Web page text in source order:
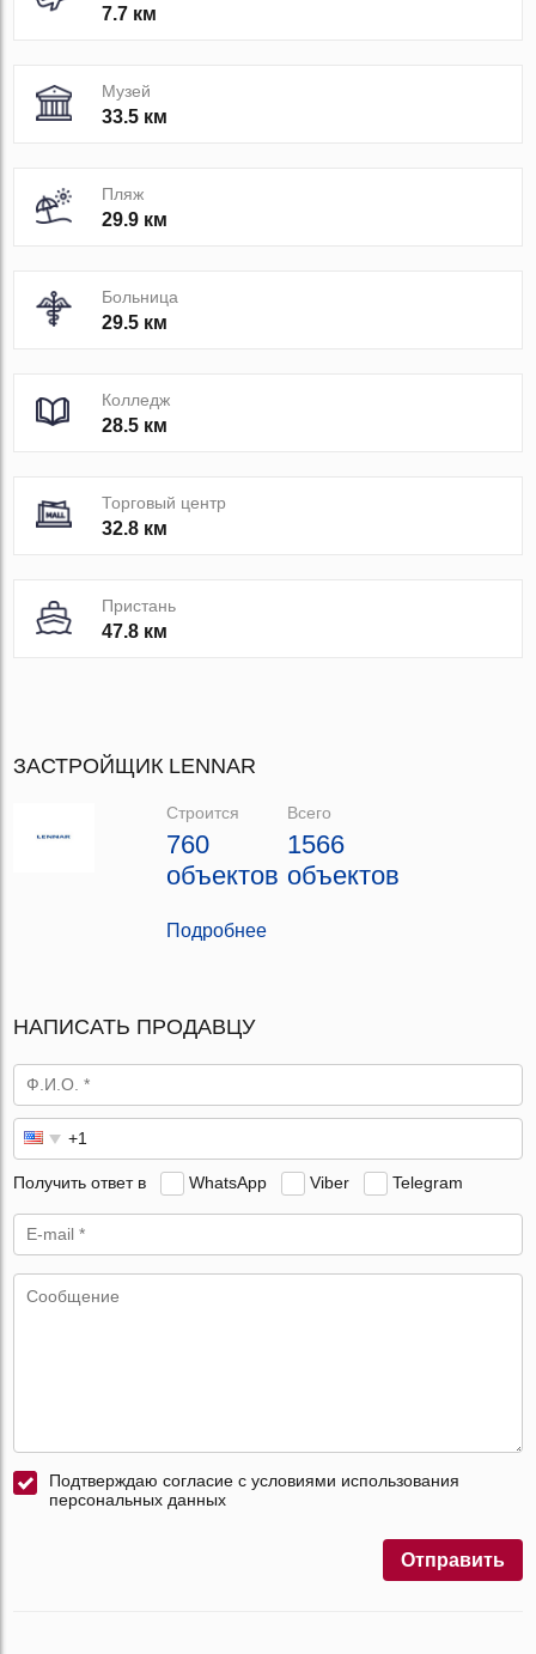
7.7 км
Музей
33.5 км
Пляж
29.9 км
Больница
29.5 км
Колледж
28.5 км
Торговый центр
32.8 км
Пристань
47.8 км
ЗАСТРОЙЩИК LENNAR
Строится
760
объектов
Всего
1566
объектов
Подробнее
НАПИСАТЬ ПРОДАВЦУ
Получить ответ в WhatsApp Viber Telegram
Подтверждаю согласие с условиями использования
персональных данных
Отправить